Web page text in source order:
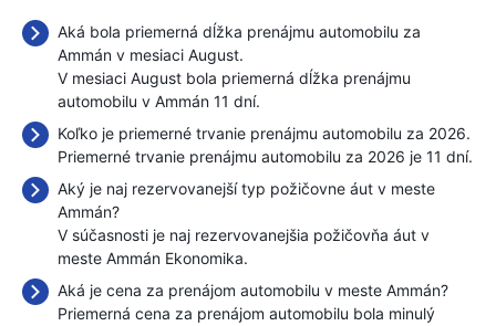
Aká bola priemerná dĺžka prenájmu automobilu za
Ammán v mesiaci August.
V mesiaci August bola priemerná dĺžka prenájmu
automobilu v Ammán 11 dní.
Koľko je priemerné trvanie prenájmu automobilu za 2026.
Priemerné trvanie prenájmu automobilu za 2026 je 11 dní.
Aký je naj rezervovanejší typ požičovne áut v meste
Ammán?
V súčasnosti je naj rezervovanejšia požičovňa áut v
meste Ammán Ekonomika.
Aká je cena za prenájom automobilu v meste Ammán?
Priemerná cena za prenájom automobilu bola minulý